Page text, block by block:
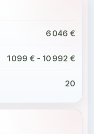
6 046 €
1 099 € - 10 992 €
20